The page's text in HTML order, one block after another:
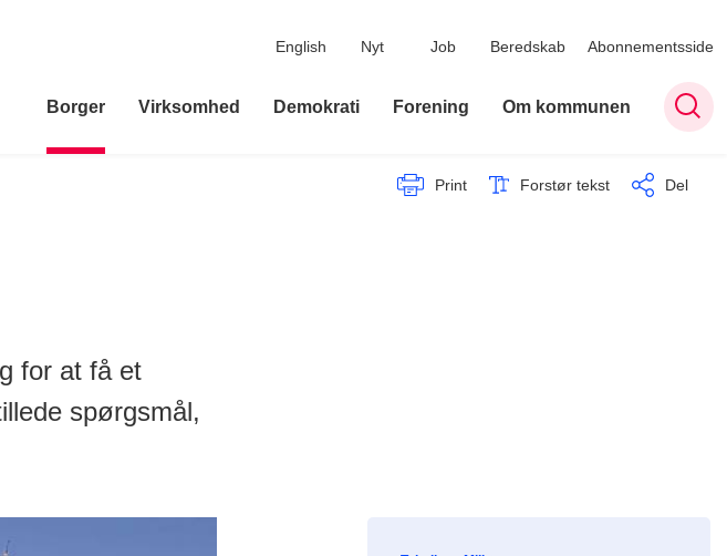
English Nyt Job Beredskab Abonnementsside
Borger Virksomhed Demokrati Forening Om kommunen
Print Forstør tekst Del
for at få et
spørgsmål,